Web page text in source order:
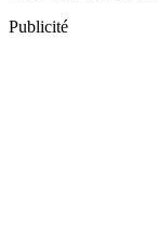
Publicité